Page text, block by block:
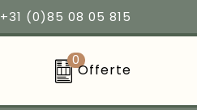
+31 (0)85 08 05 815
0
Offerte